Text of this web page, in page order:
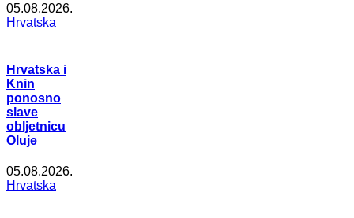
05.08.2026.
Hrvatska
Hrvatska i
Knin
ponosno
slave
obljetnicu
Oluje
05.08.2026.
Hrvatska